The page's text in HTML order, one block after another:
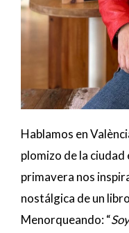
Hablamos en
plomizo de la
primavera nos
nostálgica de un
Menorqueando: “